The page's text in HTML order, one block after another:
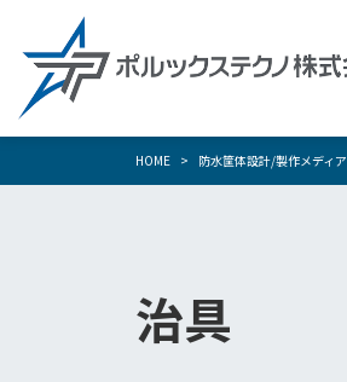
HOME 防水筐体設計/製作メディア
治具